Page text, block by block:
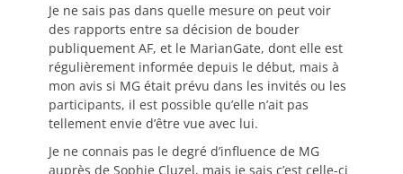
Je ne sais pas dans quelle mesure on peut voir
des rapports entre sa décision de bouder
publiquement AF, et le MarianGate, dont elle est
régulièrement informée depuis le début, mais à
mon avis si MG était prévu dans les invités ou les
participants, il est possible qu’elle n’ait pas
tellement envie d’être vue avec lui.
Je ne connais pas le degré d’influence de MG
auprès de Sophie Cluzel, mais je sais c’est celle-ci